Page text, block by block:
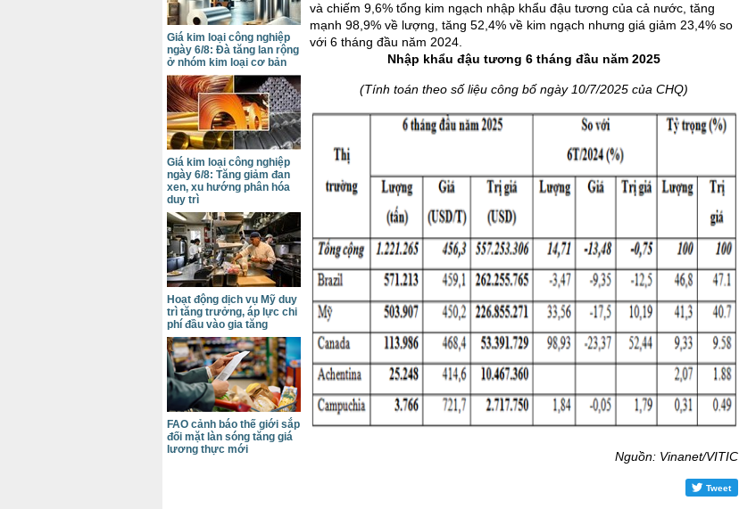
và chiếm 9,6% tổng kim ngạch nhập khẩu đậu tương của cả nước, tăng
mạnh 98,9% về lượng, tăng 52,4% về kim ngạch nhưng giá giảm 23,4% so
với 6 tháng đầu năm 2024.
Nhập khẩu đậu tương 6 tháng đầu năm 2025
(Tính toán theo số liệu công bố ngày 10/7/2025 của CHQ)
Nguồn: Vinanet/VITIC
Tweet
Giá kim loại công nghiệp
ngày 6/8: Đà tăng lan rộng
ở nhóm kim loại cơ bản
Giá kim loại công nghiệp
ngày 6/8: Tăng giảm đan
xen, xu hướng phân hóa
duy trì
Hoạt động dịch vụ Mỹ duy
trì tăng trưởng, áp lực chi
phí đầu vào gia tăng
FAO cảnh báo thế giới sắp
đối mặt làn sóng tăng giá
lương thực mới